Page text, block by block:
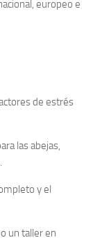
europeo e
de estrés
las abejas,
y el
un taller en